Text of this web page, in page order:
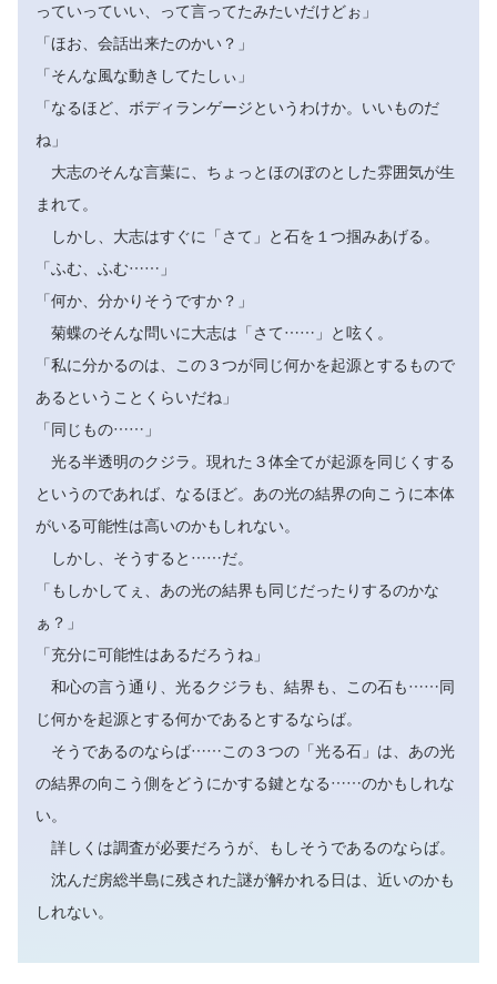
っていっていい、って言ってたみたいだけどぉ」
「ほお、会話出来たのかい？」
「そんな風な動きしてたしぃ」
「なるほど、ボディランゲージというわけか。いいものだ
ね」
大志のそんな言葉に、ちょっとほのぼのとした雰囲気が生
まれて。
しかし、大志はすぐに「さて」と石を１つ掴みあげる。
「ふむ、ふむ……」
「何か、分かりそうですか？」
菊蝶のそんな問いに大志は「さて……」と呟く。
「私に分かるのは、この３つが同じ何かを起源とするもので
あるということくらいだね」
「同じもの……」
光る半透明のクジラ。現れた３体全てが起源を同じくする
というのであれば、なるほど。あの光の結界の向こうに本体
がいる可能性は高いのかもしれない。
しかし、そうすると……だ。
「もしかしてぇ、あの光の結界も同じだったりするのかな
ぁ？」
「充分に可能性はあるだろうね」
和心の言う通り、光るクジラも、結界も、この石も……同
じ何かを起源とする何かであるとするならば。
そうであるのならば……この３つの「光る石」は、あの光
の結界の向こう側をどうにかする鍵となる……のかもしれな
い。
詳しくは調査が必要だろうが、もしそうであるのならば。
沈んだ房総半島に残された謎が解かれる日は、近いのかも
しれない。